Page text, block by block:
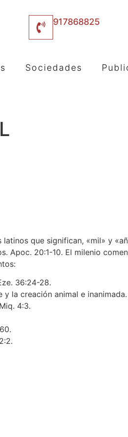
917868825
Sociedades
que significan, «mil» y
Apoc. 20:1-10. El milenio
36:24-28.
la creación animal e
4:3.